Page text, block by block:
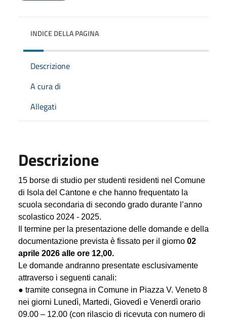
INDICE DELLA PAGINA
Descrizione
A cura di
Allegati
Descrizione
15 borse di studio per studenti residenti nel Comune
di Isola del Cantone e che hanno frequentato la
scuola secondaria di secondo grado durante l’anno
scolastico 2024 - 2025.
Il termine per la presentazione delle domande e della
documentazione prevista è fissato per il giorno 02
aprile 2026 alle ore 12,00.
Le domande andranno presentate esclusivamente
attraverso i seguenti canali:
● tramite consegna in Comune in Piazza V. Veneto 8
nei giorni Lunedì, Martedi, Giovedì e Venerdì orario
09.00 – 12.00 (con rilascio di ricevuta con numero di